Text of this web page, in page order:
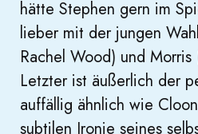
hätte Stephen gern im
lieber mit der jungen
Rachel Wood) und
Letzter ist äußerlich der
auffällig ähnlich wie
subtilen Ironie seines